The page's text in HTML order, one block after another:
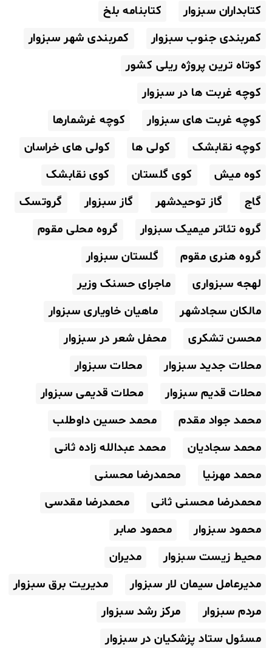
کتابداران سبزوار
کتابنامه بلخ
کمربندی جنوب سبزوار
کمربندی شهر سبزوار
کوتاه ترین پروژه ریلی کشور
کوچه غربت ها در سبزوار
کوچه غربت های سبزوار
کوچه غرشمارها
کوچه نقابشک
کولی ها
کولی های خراسان
کوه میش
کوی گلستان
کوی نقابشک
گاج
گاز توحیدشهر گاز سبزوار
گروتسک
گروه تئاتر میمیک سبزوار
گروه محلی مقوم
گروه هنری مقوم
گلستان سبزوار
لهجه سبزواری
ماجرای حسنک وزیر
مالکان سجادشهر
ماهیان خاویاری سبزوار
محسن تشکری
محفل شعر در سبزوار
محلات جدید سبزوار
محلات سبزوار
محلات قدیم سبزوار
محلات قدیمی سبزوار
محمد جواد مقدم
محمد حسین داوطلب
محمد سجادیان
محمد عبدالله زاده ثانی
محمد مهرنیا
محمدرضا محسنی
محمدرضا محسنی ثانی
محمدرضا مقدسی
محمود سبزوار
محمود صابر
محیط زیست سبزوار
مدیران
مدیرعامل سیمان لار سبزوار
مدیریت برق سبزوار
مردم سبزوار
مرکز رشد سبزوار
مسئول ستاد پزشکیان در سبزوار